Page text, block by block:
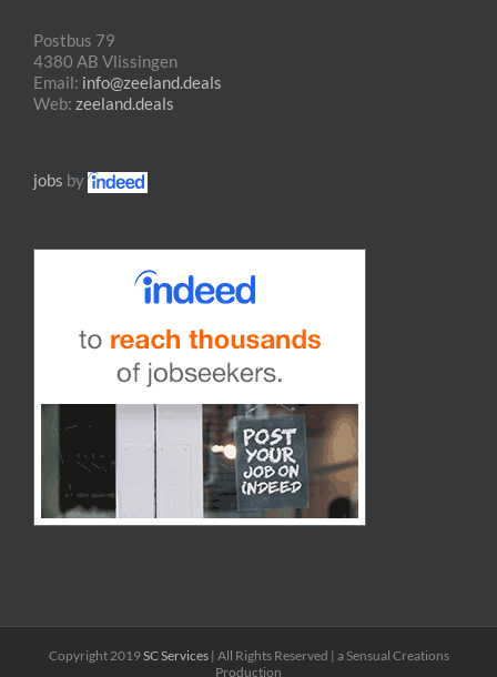
Postbus 79
4380 AB Vlissingen
Email: info@zeeland.deals
Web: zeeland.deals
jobs by
Copyright 2019SC Services| All Rights Reserved | a Sensual Creations
Production